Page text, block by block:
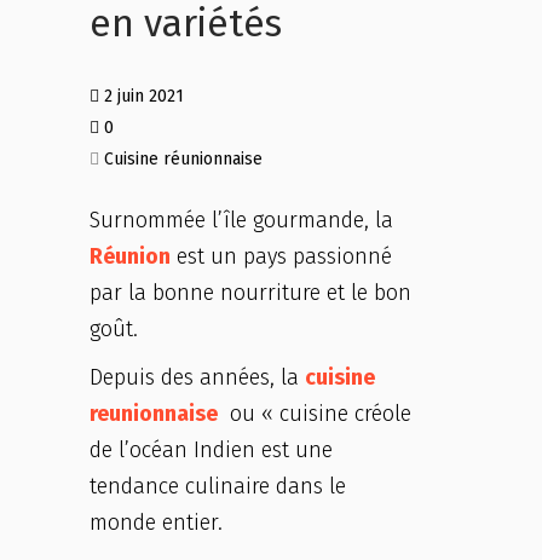
en variétés
2 juin 2021
0
Cuisine réunionnaise
Surnommée l’île gourmande, la
Réunion est un pays passionné
par la bonne nourriture et le bon
goût.
Depuis des années, la cuisine
reunionnaise ou « cuisine créole
de l’océan Indien est une
tendance culinaire dans le
monde entier.